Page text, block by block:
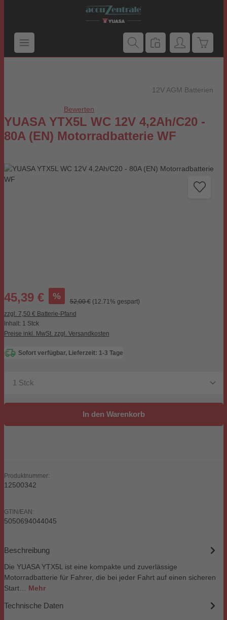
Zum Hauptinhalt springen
12V AGM Batterien
Durchschnittliche Bewertung von 0 von 5 Sternen
Bewerten
YUASA YTX5L WC 12V 4,2Ah/C20 -
80A (EN) Motorradbatterie WF
Bildergalerie überspringen
Verkaufspreis:
45,39 € % Regulärer Preis:
52,00 € (12.71% gespart)
zzgl. 7,50 € Batterie-Pfand
Inhalt: 1 Stck
Preise inkl. MwSt. zzgl. Versandkosten
Sofort verfügbar, Lieferzeit: 1-3 Tage
Produkt Anzahl: Gib den gewünschten Wert ein oder
In den Warenkorb
Produktnummer:
12500342
GTIN/EAN:
5050694044045
Beschreibung
Die YUASA YTX5L ist eine kompakte und zuverlässige
Motorradbatterie für Fahrer, die bei jeder Fahrt auf einen sicheren
Start… Mehr
Technische Daten